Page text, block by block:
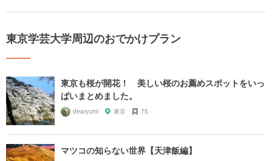
東京学芸大学周辺のおでかけプラン
東京も桜が開花！ 美しい桜のお薦めスポットをいっ
ぱいまとめました。
dearyumi 東京 75
マツコの知らない世界【天津飯編】